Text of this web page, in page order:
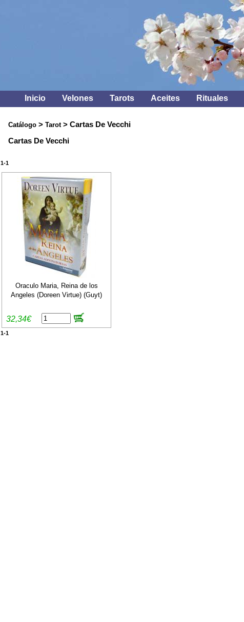
Inicio Velones Tarots Aceites Rituales
Catálogo > Tarot> Cartas De Vecchi
Cartas De Vecchi
1-1
Oraculo Maria, Reina de los
Angeles (Doreen Virtue) (Guyt)
32,34€
1-1